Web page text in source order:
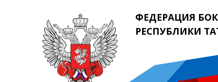
ФЕДЕРАЦИЯ
РЕСПУБЛИКИ